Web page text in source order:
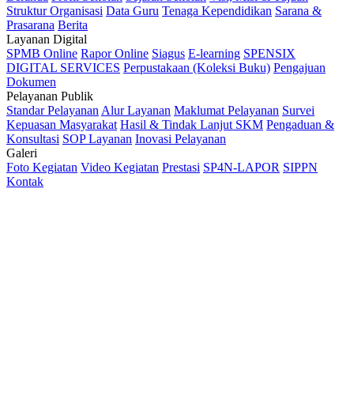
Struktur Organisasi Data Guru Tenaga Kependidikan Sarana &
Prasarana Berita
Layanan Digital
SPMB Online Rapor Online Siagus E-learning SPENSIX
DIGITAL SERVICES Perpustakaan (Koleksi Buku) Pengajuan
Dokumen
Pelayanan Publik
Standar Pelayanan Alur Layanan Maklumat Pelayanan Survei
Kepuasan Masyarakat Hasil & Tindak Lanjut SKM Pengaduan &
Konsultasi SOP Layanan Inovasi Pelayanan
Galeri
Foto Kegiatan Video Kegiatan Prestasi SP4N-LAPOR SIPPN
Kontak